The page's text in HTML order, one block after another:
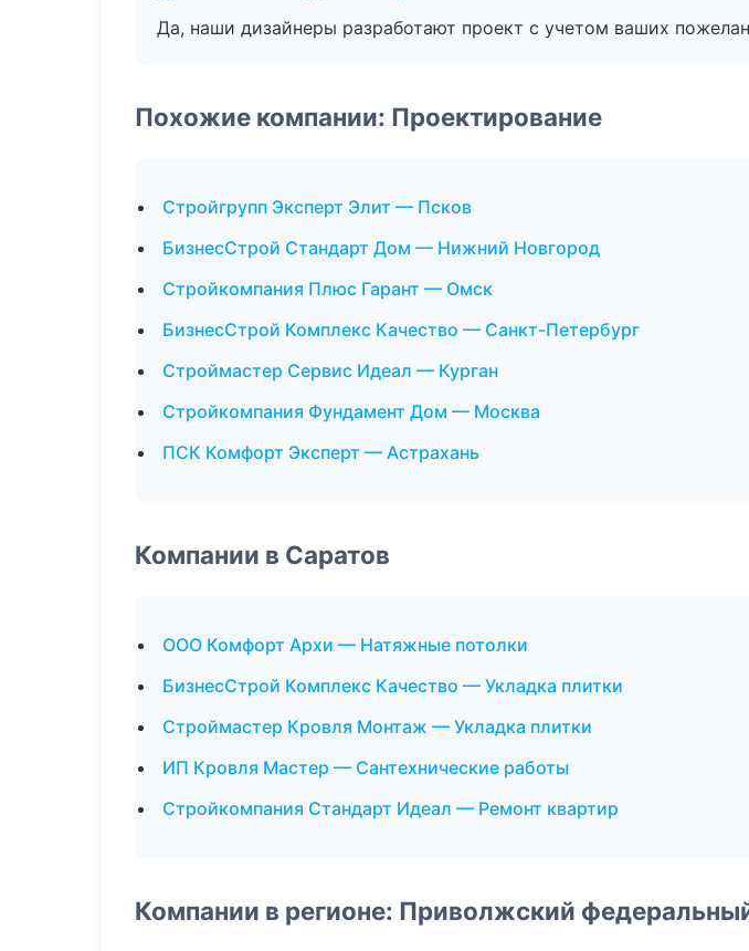
Да, наши дизайнеры разработают проект с учетом ваших
Похожие компании: Проектирование
Стройгрупп Эксперт Элит — Псков
БизнесСтрой Стандарт Дом — Нижний Новгород
Стройкомпания Плюс Гарант — Омск
БизнесСтрой Комплекс Качество — Санкт-Петербург
Строймастер Сервис Идеал — Курган
Стройкомпания Фундамент Дом — Москва
ПСК Комфорт Эксперт — Астрахань
Компании в Саратов
ООО Комфорт Архи — Натяжные потолки
БизнесСтрой Комплекс Качество — Укладка плитки
Строймастер Кровля Монтаж — Укладка плитки
ИП Кровля Мастер — Сантехнические работы
Стройкомпания Стандарт Идеал — Ремонт квартир
Компании в регионе: Приволжский